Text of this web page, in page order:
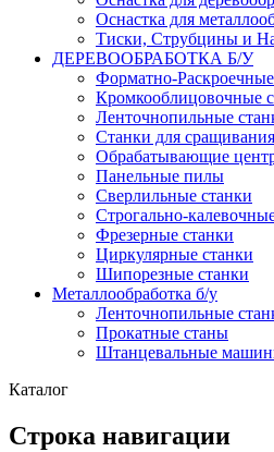
Оснастка для
Тиски, Струбцины и
ДЕРЕВООБРАБОТКА Б/У
Форматно-
Кромкооблицовочные
Ленточнопильные
Станки для
Обрабатывающие
Панельные пилы
Сверлильные станки
Строгально-
Фрезерные станки
Циркулярные станки
Шипорезные станки
Металлообработка б/у
Ленточнопильные
Прокатные станы
Штанцевальные
Каталог
Строка навигации